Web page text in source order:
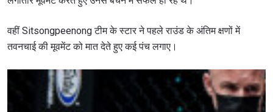
वहीं Sitsongpeenong टीम के स्टार ने पहले राउंड के अंतिम क्षणों में
तवनचाई की मूवमेंट को मात देते हुए कई पंच लगाए।